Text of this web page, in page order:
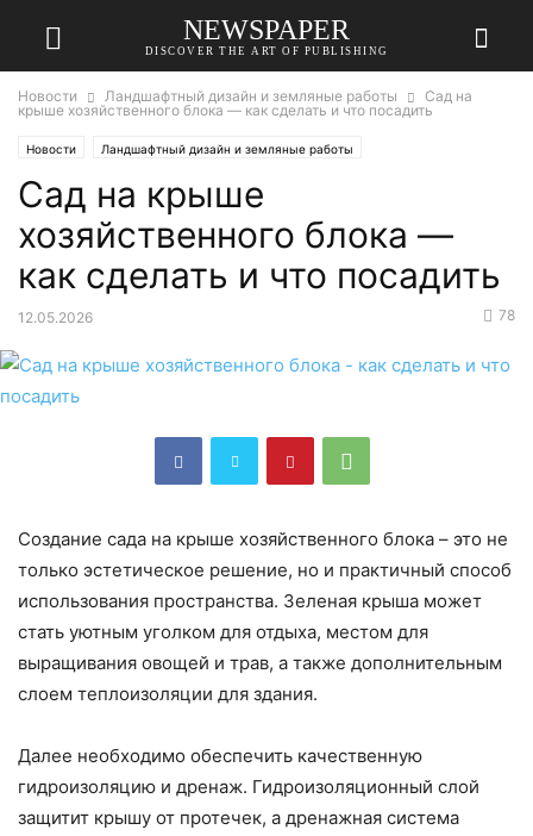
NEWSPAPER
DISCOVER THE ART OF PUBLISHING
Новости Ландшафтный дизайн и земляные работы
Сад на
крыше хозяйственного блока — как сделать и что посадить
Новости Ландшафтный дизайн и земляные работы
Сад на крыше
хозяйственного блока —
как сделать и что посадить
12.05.2026 78
Создание сада на крыше хозяйственного блока – это не
только эстетическое решение, но и практичный способ
использования пространства. Зеленая крыша может
стать уютным уголком для отдыха, местом для
выращивания овощей и трав, а также дополнительным
слоем теплоизоляции для здания.
Далее необходимо обеспечить качественную
гидроизоляцию и дренаж. Гидроизоляционный слой
защитит крышу от протечек, а дренажная система